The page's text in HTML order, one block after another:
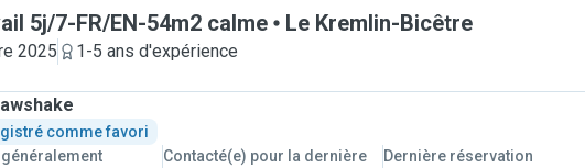
5j/7-FR/EN-54m2 calme Le Kremlin-Bicêtre
2025
1-5 ans d'expérience
comme favori
généralement
Contacté(e) pour la dernière
Dernière réservation